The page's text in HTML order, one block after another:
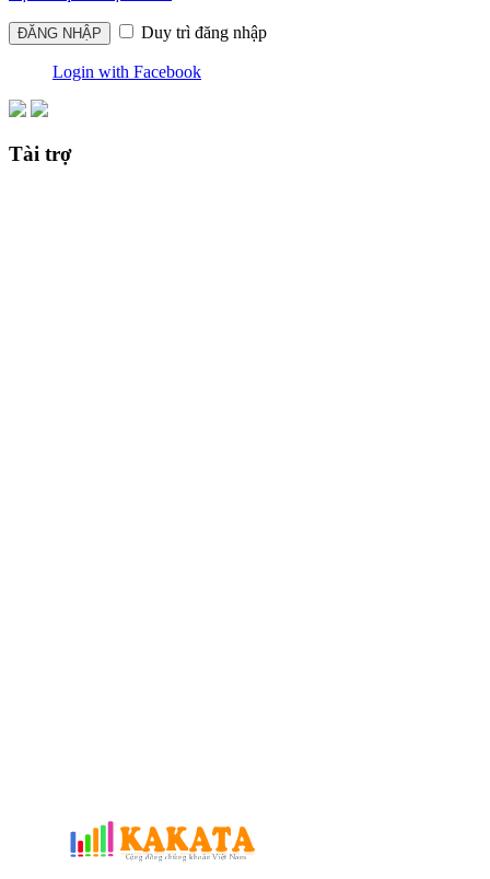
Duy trì đăng nhập
Login with Facebook
Tài trợ